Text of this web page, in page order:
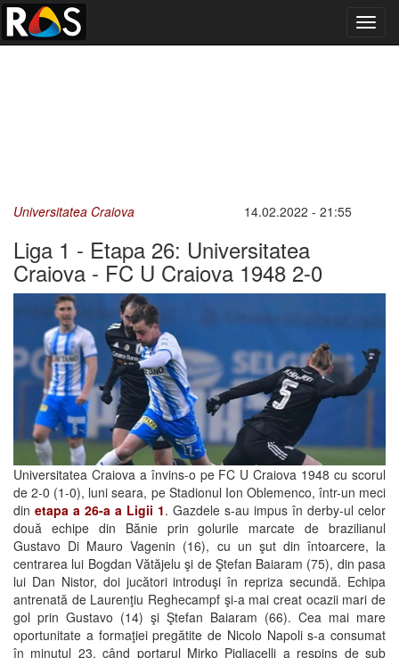
Universitatea Craiova 14.02.2022 - 21:55
Liga 1 - Etapa 26: Universitatea
Craiova - FC U Craiova 1948 2-0
Universitatea Craiova a învins-o pe FC U Craiova 1948 cu scorul
de 2-0 (1-0), luni seara, pe Stadionul Ion Oblemenco, într-un meci
din etapa a 26-a a Ligii 1. Gazdele s-au impus în derby-ul celor
două echipe din Bănie prin golurile marcate de brazilianul
Gustavo Di Mauro Vagenin (16), cu un şut din întoarcere, la
centrarea lui Bogdan Vătăjelu şi de Ştefan Baiaram (75), din pasa
lui Dan Nistor, doi jucători introduşi în repriza secundă. Echipa
antrenată de Laurenţiu Reghecampf şi-a mai creat ocazii mari de
gol prin Gustavo (14) şi Ştefan Baiaram (66). Cea mai mare
oportunitate a formaţiei pregătite de Nicolo Napoli s-a consumat
în minutul 23, când portarul Mirko Pigliacelli a respins de sub